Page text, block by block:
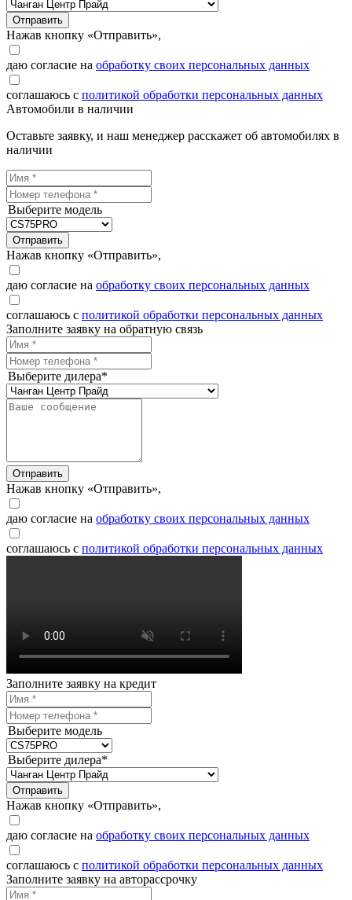
Отправить
Нажав кнопку «Отправить»,
даю согласие на обработку своих персональных данных
соглашаюсь с политикой обработки персональных данных
Автомобили в наличии
Оставьте заявку, и наш менеджер расскажет об автомобилях в
наличии
Выберите модель
Отправить
Нажав кнопку «Отправить»,
даю согласие на обработку своих персональных данных
соглашаюсь с политикой обработки персональных данных
Заполните заявку на обратную связь
Выберите дилера*
Отправить
Нажав кнопку «Отправить»,
даю согласие на обработку своих персональных данных
соглашаюсь с политикой обработки персональных данных
Заполните заявку на кредит
Выберите модель
Выберите дилера*
Отправить
Нажав кнопку «Отправить»,
даю согласие на обработку своих персональных данных
соглашаюсь с политикой обработки персональных данных
Заполните заявку на авторассрочку